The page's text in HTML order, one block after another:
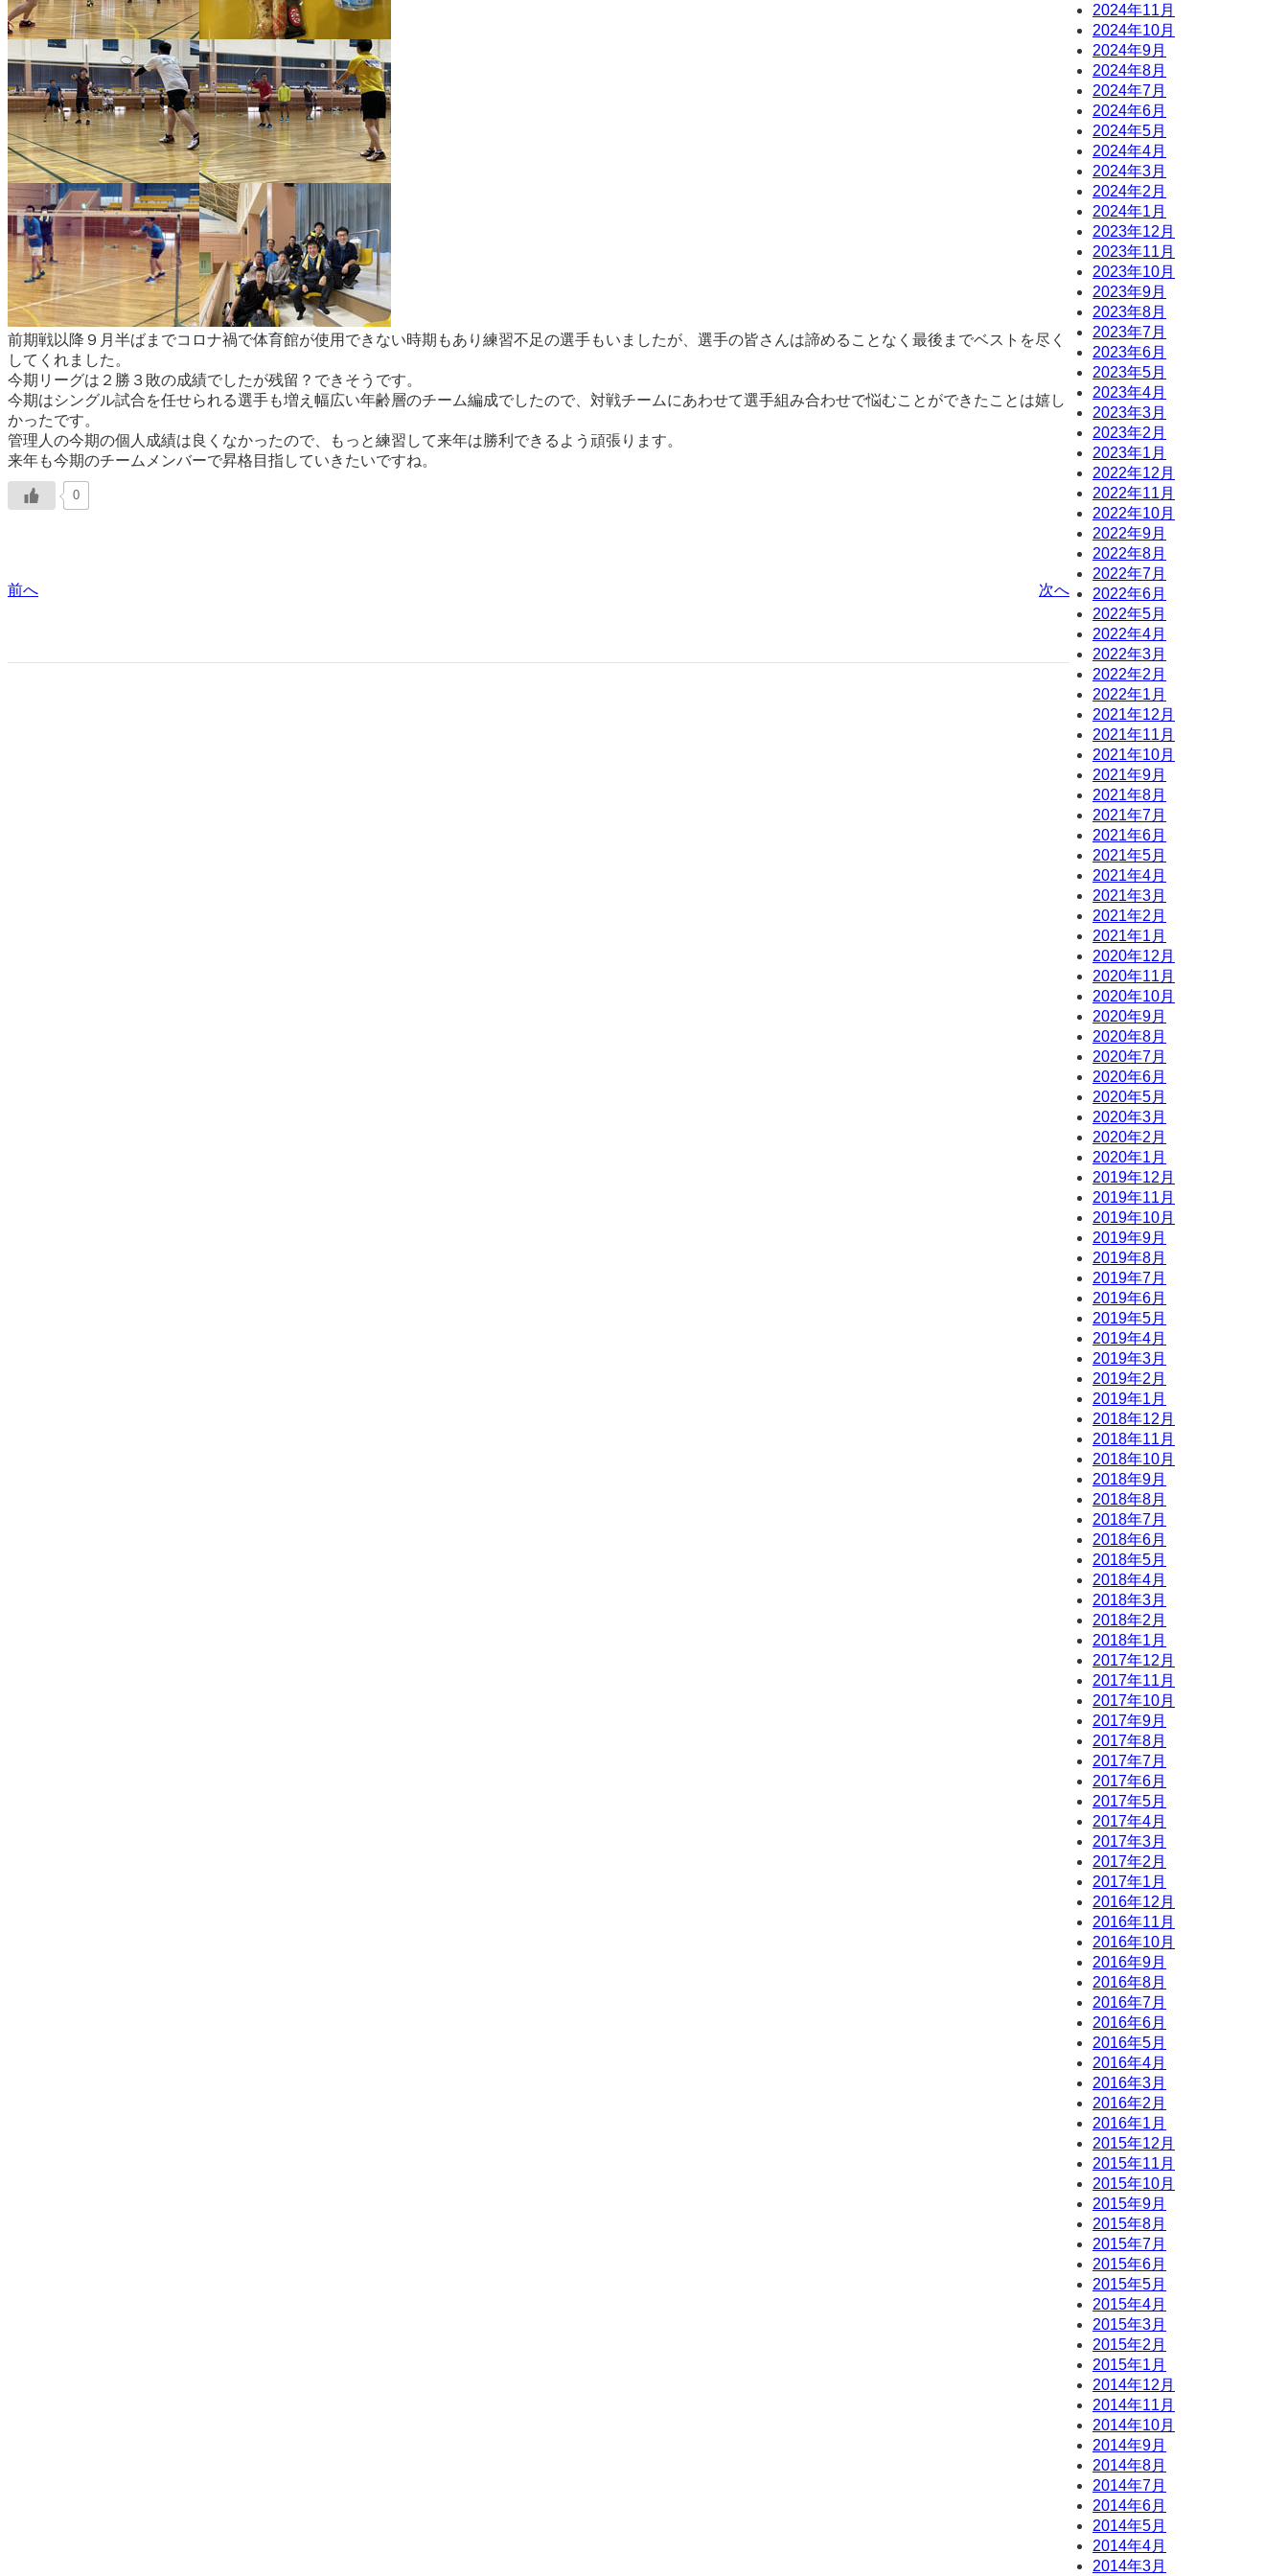
前期戦以降９月半ばまでコロナ禍で体育館が使用できない時期もあり練習不足の選手もいましたが、選手の皆さんは諦めることなく最後までベストを尽く
してくれました。
今期リーグは２勝３敗の成績でしたが残留？できそうです。
今期はシングル試合を任せられる選手も増え幅広い年齢層のチーム編成でしたので、対戦チームにあわせて選手組み合わせで悩むことができたことは嬉し
かったです。
管理人の今期の個人成績は良くなかったので、もっと練習して来年は勝利できるよう頑張ります。
来年も今期のチームメンバーで昇格目指していきたいですね。
0
前へ 次へ
2024年11月
2024年10月
2024年9月
2024年8月
2024年7月
2024年6月
2024年5月
2024年4月
2024年3月
2024年2月
2024年1月
2023年12月
2023年11月
2023年10月
2023年9月
2023年8月
2023年7月
2023年6月
2023年5月
2023年4月
2023年3月
2023年2月
2023年1月
2022年12月
2022年11月
2022年10月
2022年9月
2022年8月
2022年7月
2022年6月
2022年5月
2022年4月
2022年3月
2022年2月
2022年1月
2021年12月
2021年11月
2021年10月
2021年9月
2021年8月
2021年7月
2021年6月
2021年5月
2021年4月
2021年3月
2021年2月
2021年1月
2020年12月
2020年11月
2020年10月
2020年9月
2020年8月
2020年7月
2020年6月
2020年5月
2020年3月
2020年2月
2020年1月
2019年12月
2019年11月
2019年10月
2019年9月
2019年8月
2019年7月
2019年6月
2019年5月
2019年4月
2019年3月
2019年2月
2019年1月
2018年12月
2018年11月
2018年10月
2018年9月
2018年8月
2018年7月
2018年6月
2018年5月
2018年4月
2018年3月
2018年2月
2018年1月
2017年12月
2017年11月
2017年10月
2017年9月
2017年8月
2017年7月
2017年6月
2017年5月
2017年4月
2017年3月
2017年2月
2017年1月
2016年12月
2016年11月
2016年10月
2016年9月
2016年8月
2016年7月
2016年6月
2016年5月
2016年4月
2016年3月
2016年2月
2016年1月
2015年12月
2015年11月
2015年10月
2015年9月
2015年8月
2015年7月
2015年6月
2015年5月
2015年4月
2015年3月
2015年2月
2015年1月
2014年12月
2014年11月
2014年10月
2014年9月
2014年8月
2014年7月
2014年6月
2014年5月
2014年4月
2014年3月